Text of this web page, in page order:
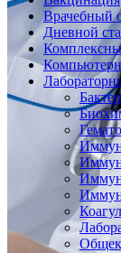
Врачебный
Дневной